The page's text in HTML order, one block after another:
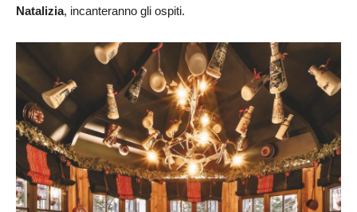
Natalizia, incanteranno gli ospiti.